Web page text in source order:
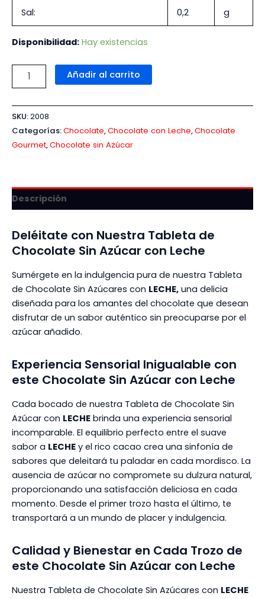
Sal: 0,2 g
Disponibilidad: Hay existencias
Añadir al carrito
SKU:2008
Categorías:Chocolate,Chocolate con Leche,Chocolate
Gourmet,Chocolate sin Azúcar
Descripción
Deléitate con Nuestra Tableta de
Chocolate Sin Azúcar con Leche
Sumérgete en la indulgencia pura de nuestra Tableta
de Chocolate Sin Azúcares con LECHE, una delicia
diseñada para los amantes del chocolate que desean
disfrutar de un sabor auténtico sin preocuparse por el
azúcar añadido.
Experiencia Sensorial Inigualable con
este Chocolate Sin Azúcar con Leche
Cada bocado de nuestra Tableta de Chocolate Sin
Azúcar con LECHE brinda una experiencia sensorial
incomparable. El equilibrio perfecto entre el suave
sabor a LECHE y el rico cacao crea una sinfonía de
sabores que deleitará tu paladar en cada mordisco. La
ausencia de azúcar no compromete su dulzura natural,
proporcionando una satisfacción deliciosa en cada
momento. Desde el primer trozo hasta el último, te
transportará a un mundo de placer y indulgencia.
Calidad y Bienestar en Cada Trozo de
este Chocolate Sin Azúcar con Leche
Nuestra Tableta de Chocolate Sin Azúcares con LECHE